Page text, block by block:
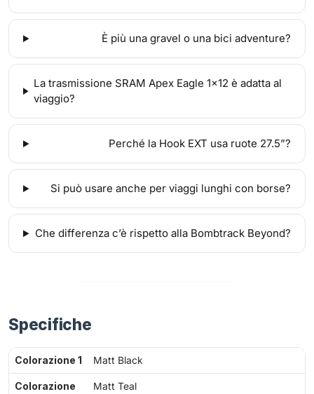
È più una gravel o una bici adventure?
La trasmissione SRAM Apex Eagle 1x12 è adatta al
viaggio?
Perché la Hook EXT usa ruote 27.5”?
Si può usare anche per viaggi lunghi con borse?
Che differenza c’è rispetto alla Bombtrack Beyond?
Specifiche
Colorazione 1 Matt Black
Colorazione
Matt Teal